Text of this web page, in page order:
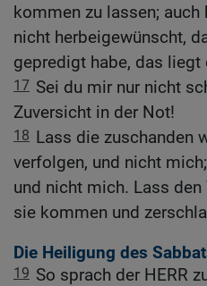
kommen zu lassen; auch
nicht herbeigewünscht,
gepredigt habe, das liegt
17 Sei du mir nur nicht
Zuversicht in der Not!
18 Lass die zuschanden
verfolgen, und nicht
und nicht mich. Lass
sie kommen und
Die Heiligung des
19 So sprach der HERR